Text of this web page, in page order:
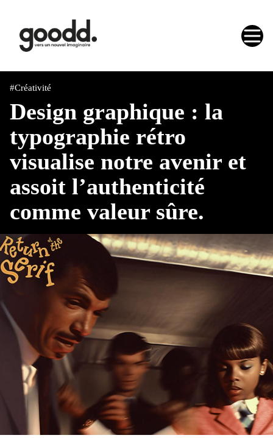
#Créativité
Design graphique : la
typographie rétro
visualise notre avenir et
assoit l’authenticité
comme valeur sûre.